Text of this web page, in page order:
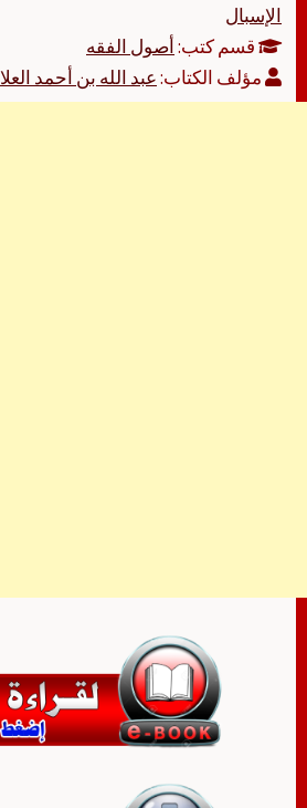
الإسبال
قسم كتب:أصول الفقه
مؤلف الكتاب:عبد الله بن أحمد